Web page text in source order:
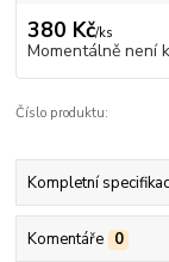
380 Kč/ks
Momentálně není
Číslo produktu:
Kompletní
Komentáře 0